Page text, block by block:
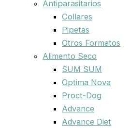
Antiparasitarios
Collares
Pipetas
Otros Formatos
Alimento Seco
SUM SUM
Optima Nova
Proct-Dog
Advance
Advance Diet